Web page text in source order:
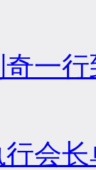
一
会